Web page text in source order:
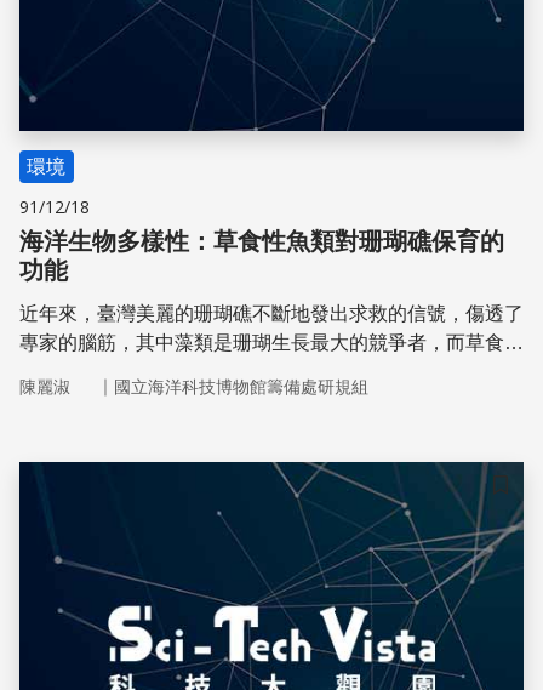
環境
91/12/18
海洋生物多樣性：草食性魚類對珊瑚礁保育的
功能
近年來，臺灣美麗的珊瑚礁不斷地發出求救的信號，傷透了
專家的腦筋，其中藻類是珊瑚生長最大的競爭者，而草食性
陳麗淑 ｜ 國立海洋科技博物館籌備處研規組
儲存